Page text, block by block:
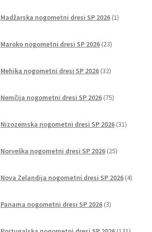
Madžarska nogometni dresi SP 2026 1izdelek
Maroko nogometni dresi SP 2026 23izdelkov
Mehika nogometni dresi SP 2026 32izdelkov
Nemčija nogometni dresi SP 2026 75izdelkov
Nizozemska nogometni dresi SP 2026 31izdelkov
Norveška nogometni dresi SP 2026 25izdelkov
Nova Zelandija nogometni dresi SP 2026 4izdelki
Panama nogometni dresi SP 2026 3izdelki